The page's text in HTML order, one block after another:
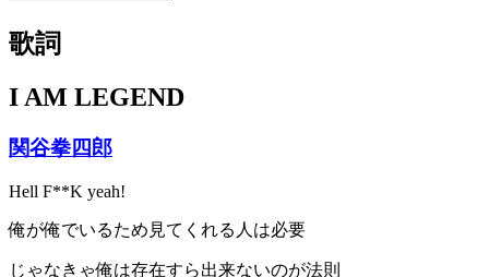
歌詞
I AM LEGEND
関谷拳四郎
Hell F**K yeah!
俺が俺でいるため見てくれる人は必要
じゃなきゃ俺は存在すら出来ないのが法則